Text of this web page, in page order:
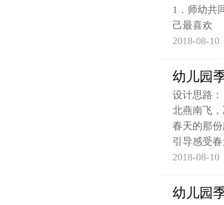
1．师幼共
己最喜欢
2018-08-10
幼儿园
设计思路
北燕南飞
春天的那
引导感受
2018-08-10
幼儿园